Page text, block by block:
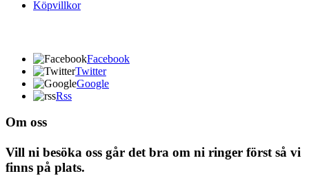
Köpvillkor
Facebook
Twitter
Google
Rss
Om oss
Vill ni besöka oss går det bra om ni ringer först så vi
finns på plats.